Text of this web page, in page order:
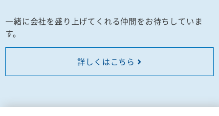
一緒に会社を盛り上げてくれる仲間をお待ちしていま
す。
詳しくはこちら